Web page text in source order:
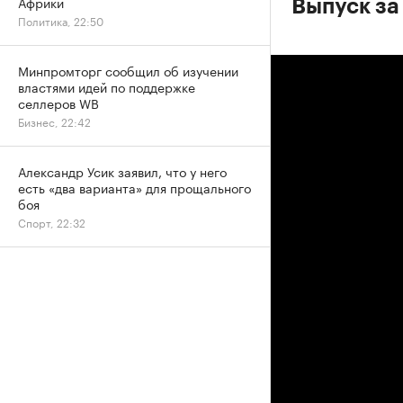
Выпуск
Политика, 22:50
Минпромторг сообщил об изучении
властями идей по поддержке
селлеров WB
Бизнес, 22:42
Александр Усик заявил, что у него
есть «два варианта» для прощального
боя
Спорт, 22:32